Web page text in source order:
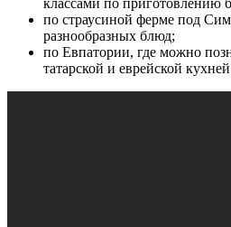
по страусиной ферме под
разнообразных блюд;
по Евпатории, где можно
татарской и еврейской